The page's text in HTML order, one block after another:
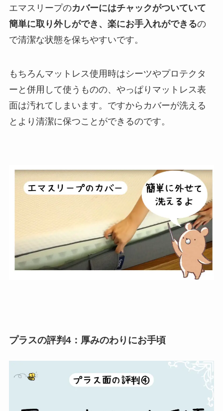
エマスリープのカバーにはチャックがついていて
簡単に取り外しができ、楽にお手入れができるの
で清潔な状態を保ちやすいです。
もちろんマットレス使用時はシーツやプロテクタ
ーと併用して使うものの、やっぱりマットレス表
面は汚れてしまいます。ですからカバーが洗える
とより清潔に保つことができるのです。
プラスの評判4：厚みのわりにお手頃